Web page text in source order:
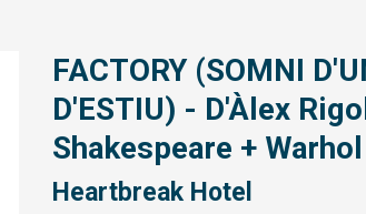
FACTORY (SOMNI
D'ESTIU) - D'Àlex
Shakespeare + Warhol
Heartbreak Hotel